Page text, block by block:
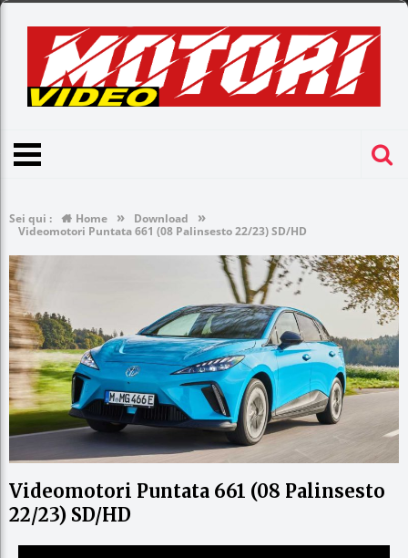
Sei qui : Home » Download »
Videomotori Puntata 661 (08 Palinsesto 22/23) SD/HD
Videomotori Puntata 661 (08 Palinsesto
22/23) SD/HD